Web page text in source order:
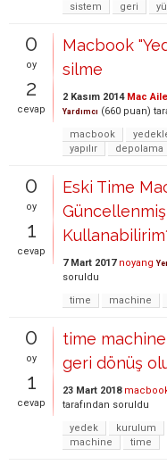
sistem
geri
0
oy
2
cevap
Macbook
silme
2 Kasım 2014 Mac
Yardımcı (660 puan)
macbook
yapılır
depolama
0
oy
1
cevap
Eski Time
7 Mart 2017 noyang
soruldu
time
machine
0
oy
1
cevap
time
geri dönüş
23 Mart 2018
tarafından soruldu
yedek
kurulum
machine
time